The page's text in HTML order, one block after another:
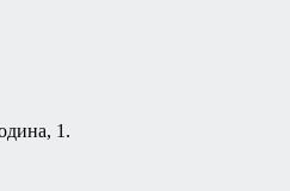
1.